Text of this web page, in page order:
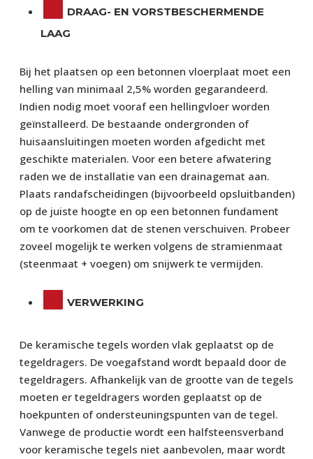
DRAAG- EN VORSTBESCHERMENDE
LAAG
Bij het plaatsen op een betonnen vloerplaat moet een
helling van minimaal 2,5% worden gegarandeerd.
Indien nodig moet vooraf een hellingvloer worden
geïnstalleerd. De bestaande ondergronden of
huisaansluitingen moeten worden afgedicht met
geschikte materialen. Voor een betere afwatering
raden we de installatie van een drainagemat aan.
Plaats randafscheidingen (bijvoorbeeld opsluitbanden)
op de juiste hoogte en op een betonnen fundament
om te voorkomen dat de stenen verschuiven. Probeer
zoveel mogelijk te werken volgens de stramienmaat
(steenmaat + voegen) om snijwerk te vermijden.
VERWERKING
De keramische tegels worden vlak geplaatst op de
tegeldragers. De voegafstand wordt bepaald door de
tegeldragers. Afhankelijk van de grootte van de tegels
moeten er tegeldragers worden geplaatst op de
hoekpunten of ondersteuningspunten van de tegel.
Vanwege de productie wordt een halfsteensverband
voor keramische tegels niet aanbevolen, maar wordt